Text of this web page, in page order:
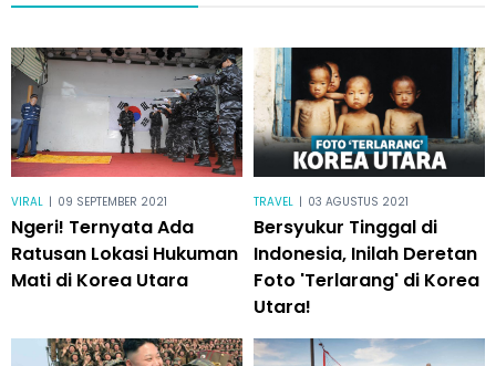
VIRAL | 09 SEPTEMBER 2021
Ngeri! Ternyata Ada
Ratusan Lokasi Hukuman
Mati di Korea Utara
TRAVEL | 03 AGUSTUS 2021
Bersyukur Tinggal di
Indonesia, Inilah Deretan
Foto 'Terlarang' di Korea
Utara!